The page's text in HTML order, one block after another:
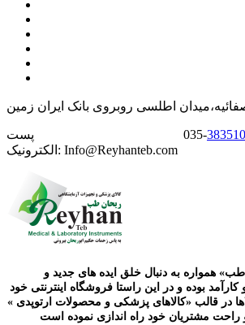
اطلسی روبروی بانک ایران زمین
-035 پست
الکترونیک: Info@Reyhanteb.com
کارآمد بوده و در این راستا فروشگاه اینترنتی خود
در قالب «کالاهای پزشکی و محصولات ارتوپدی »